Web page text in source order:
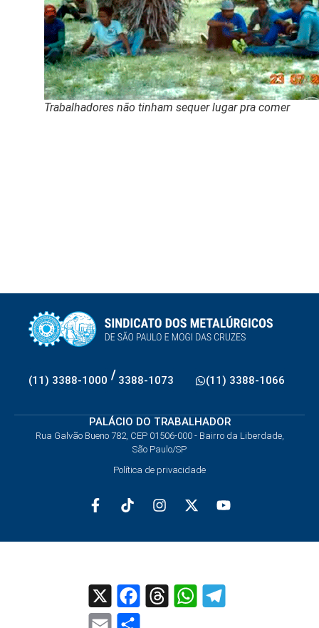
Trabalhadores não tinham sequer lugar pra comer
(11) 3388-1000 / 3388-1073 (11) 3388-1066
PALÁCIO DO TRABALHADOR
Rua Galvão Bueno 782, CEP 01506-000 - Bairro da Liberdade,
São Paulo/SP
Política de privacidade
X Facebook
ThreadsWhatsAppTelegram
EmailShare